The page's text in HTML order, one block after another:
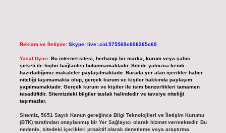
Reklam ve İletişim: Skype: live:.cid.575569c608265c69
Yasal Uyarı: Bu internet sitesi, herhangi bir marka, kurum veya şahıs
şirketi ile hiçbir bağlantısı bulunmamaktadır. Sitede yalnızca kendi
hazırladığımız makaleler paylaşılmaktadır. Burada yer alan içerikler haber
niteliği taşımamakta olup, gerçek kurum ve kişiler hakkında paylaşım
yapılmamaktadır. Gerçek kurum ve kişiler ile isim benzerlikleri tamamen
tesadüfidir. Sitemizdeki bilgiler taslak halindedir ve tavsiye niteliği
taşımazlar.
Sitemiz, 5651 Sayılı Kanun gereğince Bilgi Teknolojileri ve İletişim Kurumu
(BTK) tarafından onaylanmış bir Yer Sağlayıcı olarak hizmet vermektedir. Bu
nedenle, sitedeki içerikleri proaktif olarak denetleme veya araştırma